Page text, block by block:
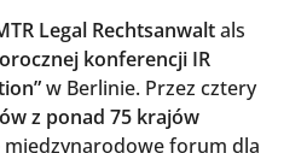
Legal Rechtsanwaltals
konferencji IR
w Berlinie. Przez cztery
z ponad 75 krajów
międzynarodowe forum dla